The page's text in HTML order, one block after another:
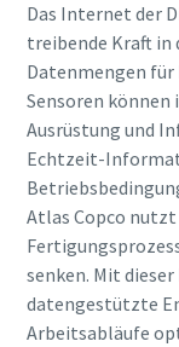
Das Internet der
treibende Kraft in
Datenmengen für
Sensoren können
Ausrüstung und
Echtzeit-
Atlas Copco
senken. Mit
datengestützte
Arbeitsabläufe